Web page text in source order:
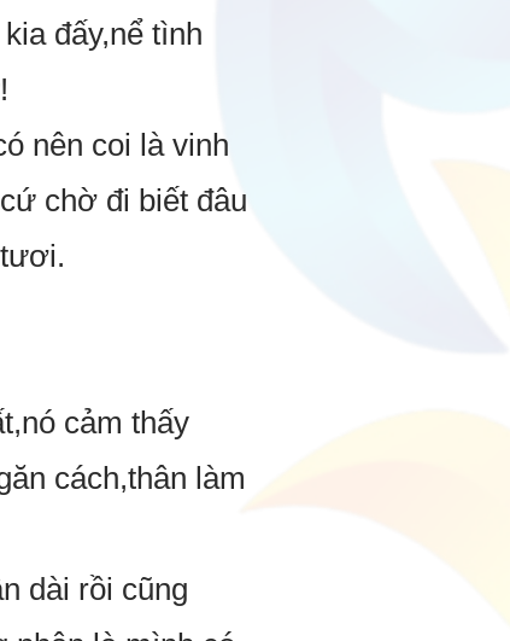
đấy,nể tình
nên coi là vinh
chờ đi biết đâu
cảm thấy
cách,thân làm
dài rồi cũng